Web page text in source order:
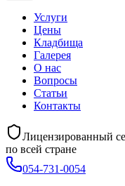
Услуги
Цены
Кладбища
Галерея
О нас
Вопросы
Статьи
Контакты
Лицензированный
по всей стране
054-731-0054